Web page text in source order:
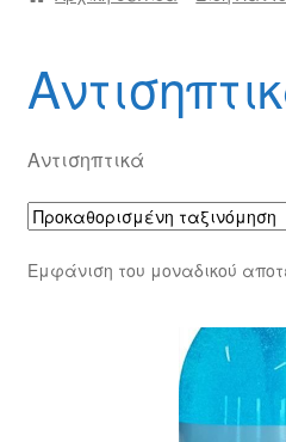
Checkout
Δημιουργία Λογαριασμού
Επικοινωνία
Η Εταιρία
Θέσεις Εργασίας
Αντισηπτικά
Εμφάνιση του μοναδικού